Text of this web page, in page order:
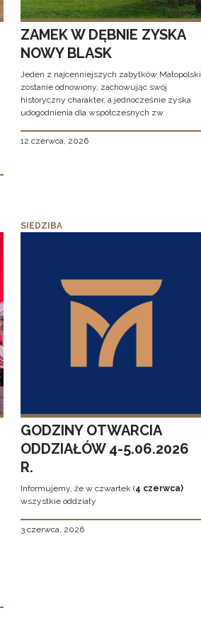
ZAMEK W DĘBNIE ZYSKA
NOWY BLASK
Jeden z najcenniejszych zabytków Małopolski
zostanie odnowiony, zachowując swój
historyczny charakter, a jednocześnie zyska
udogodnienia dla współczesnych zw
12 czerwca, 2026
SIEDZIBA
GODZINY OTWARCIA
ODDZIAŁÓW 4-5.06.2026
R.
Informujemy, że w czwartek (4 czerwca)
wszystkie oddziały
3 czerwca, 2026